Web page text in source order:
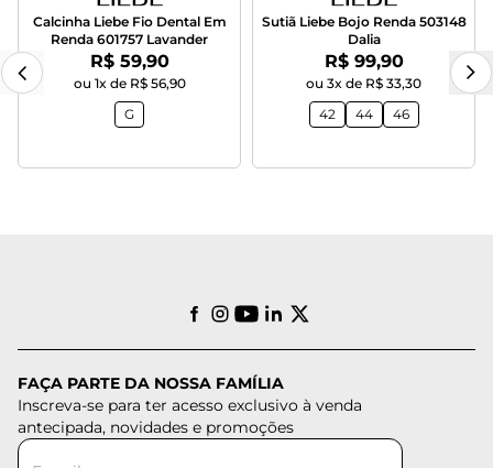
Calcinha Liebe Fio Dental Em
Renda 601757 Lavander
Por:
R$ 59,90
ou 1x de R$ 56,90
G
Sutiã Liebe Bojo Renda 503148
Dalia
Por:
R$ 99,90
ou 3x de R$ 33,30
42
44 46
FAÇA PARTE DA NOSSA FAMÍLIA
Inscreva-se para ter acesso exclusivo à venda
antecipada, novidades e promoções